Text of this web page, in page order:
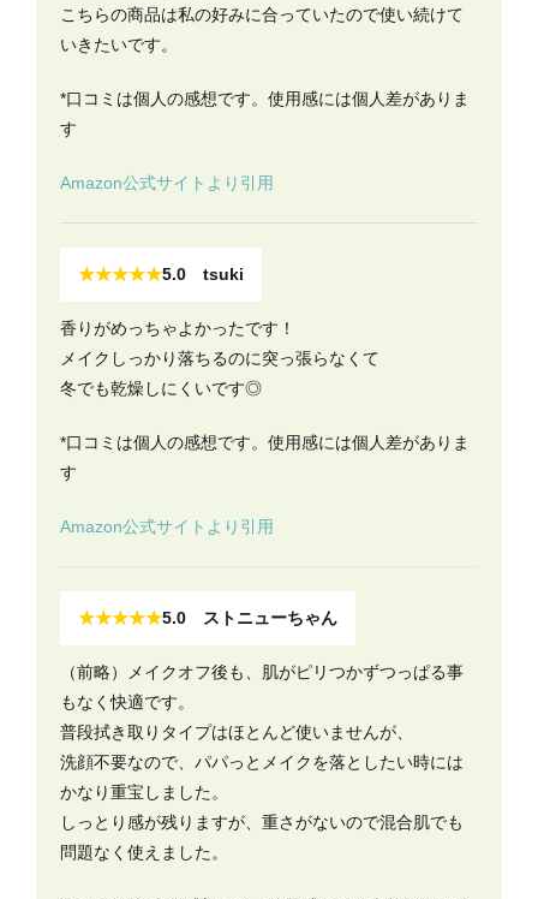
こちらの商品は私の好みに合っていたので使い続けて
いきたいです。
*口コミは個人の感想です。使用感には個人差がありま
す
Amazon公式サイトより引用
★★★★★5.0 tsuki
香りがめっちゃよかったです！
メイクしっかり落ちるのに突っ張らなくて
冬でも乾燥しにくいです◎
*口コミは個人の感想です。使用感には個人差がありま
す
Amazon公式サイトより引用
★★★★★5.0 ストニューちゃん
（前略）メイクオフ後も、肌がピリつかずつっぱる事
もなく快適です。
普段拭き取りタイプはほとんど使いませんが、
洗顔不要なので、パパっとメイクを落としたい時には
かなり重宝しました。
しっとり感が残りますが、重さがないので混合肌でも
問題なく使えました。